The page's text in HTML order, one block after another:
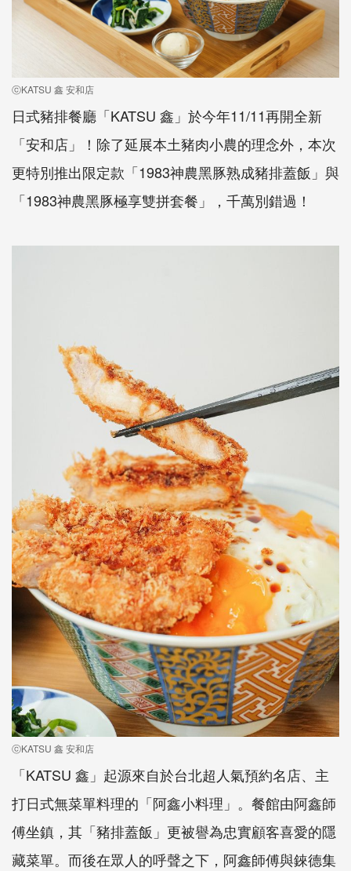
ⓒKATSU 鑫 安和店
日式豬排餐廳「KATSU 鑫」於今年11/11再開全新
「安和店」！除了延展本土豬肉小農的理念外，本次
更特別推出限定款「1983神農黑豚熟成豬排蓋飯」與
「1983神農黑豚極享雙拼套餐」，千萬別錯過！
ⓒKATSU 鑫 安和店
「KATSU 鑫」起源來自於台北超人氣預約名店、主
打日式無菜單料理的「阿鑫小料理」。餐館由阿鑫師
傅坐鎮，其「豬排蓋飯」更被譽為忠實顧客喜愛的隱
藏菜單。而後在眾人的呼聲之下，阿鑫師傅與錸德集